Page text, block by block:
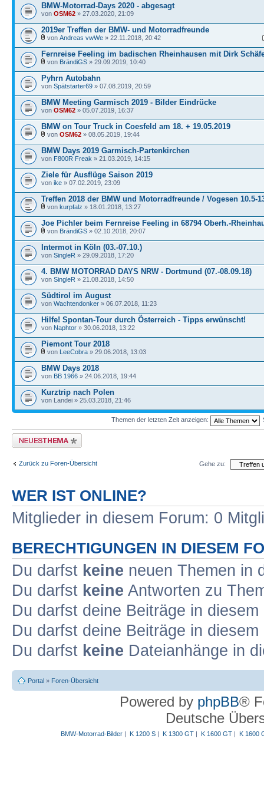
BMW-Motorrad-Days 2020 - abgesagt
von OSM62 » 27.03.2020, 21:09
2019er Treffen der BMW- und Motorradfreunde
von Andreas vwWe » 22.11.2018, 20:42
Fernreise Feeling im badischen Rheinhausen mit Dirk
von BrändiGS » 29.09.2019, 10:40
Pyhrn Autobahn
von Spätstarter69 » 07.08.2019, 20:59
BMW Meeting Garmisch 2019 - Bilder Eindrücke
von OSM62 » 05.07.2019, 16:37
BMW on Tour Truck in Coesfeld am 18. + 19.05.2019
von OSM62 » 08.05.2019, 19:44
BMW Days 2019 Garmisch-Partenkirchen
von F800R Freak » 21.03.2019, 14:15
Ziele für Ausflüge Saison 2019
von ike » 07.02.2019, 23:09
Treffen 2018 der BMW und Motorradfreunde / Vogesen 10.5-
von kurpfalz » 18.01.2018, 13:27
Joe Pichler beim Fernreise Feeling in 68794 Oberh.-
von BrändiGS » 02.10.2018, 20:07
Intermot in Köln (03.-07.10.)
von SingleR » 29.09.2018, 17:20
4. BMW MOTORRAD DAYS NRW - Dortmund (07.-08.09.18)
von SingleR » 21.08.2018, 14:50
Südtirol im August
von Wachtendonker » 06.07.2018, 11:23
Hilfe! Spontan-Tour durch Österreich - Tipps erwünscht!
von Naphtor » 30.06.2018, 13:22
Piemont Tour 2018
von LeeCobra » 29.06.2018, 13:03
BMW Days 2018
von BB 1966 » 24.06.2018, 19:44
Kurztrip nach Polen
von Landei » 25.03.2018, 21:46
Themen der letzten Zeit anzeigen:
Neues Thema erstellen
Zurück zu Foren-Übersicht Gehe zu:
WER IST ONLINE?
Mitglieder in diesem Forum: 0
BERECHTIGUNGEN IN DIESEM
Du darfst keine neuen Themen in
Du darfst keine Antworten zu
Du darfst deine Beiträge in
Du darfst deine Beiträge in
Du darfst keine Dateianhänge in
Portal » Foren-Übersicht
Powered by phpBB®
Deutsche
BMW-Motorrad-Bilder| K 1200 S| K 1300 GT| K 1600 GT| K 1600